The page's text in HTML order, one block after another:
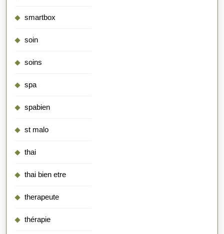
smartbox
soin
soins
spa
spabien
st malo
thai
thai bien etre
therapeute
thérapie